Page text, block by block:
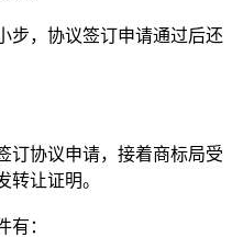
，协议签订申请通过后还
协议申请，接着商标局受
转让证明。
：